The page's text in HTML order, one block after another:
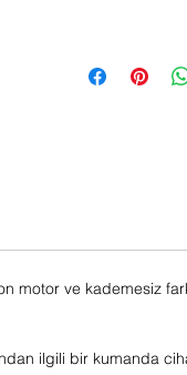
motor ve kademesiz
ilgili bir kumanda